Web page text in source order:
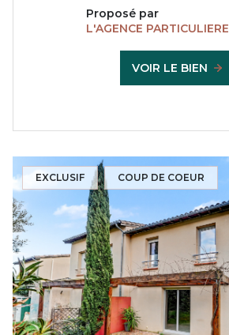
Proposé par
L'AGENCE PARTICULIERE
VOIR LE BIEN
EXCLUSIF COUP DE COEUR